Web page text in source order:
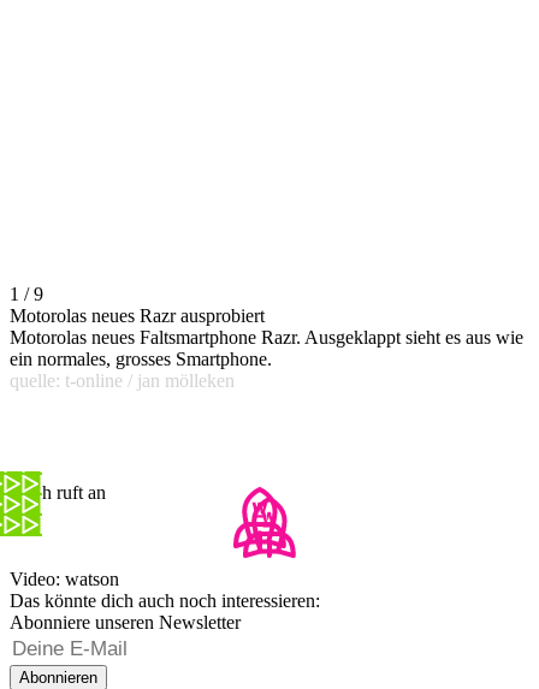
1 / 9
Motorolas neues Razr ausprobiert
Motorolas neues Faltsmartphone Razr. Ausgeklappt sieht es aus wie
ein normales, grosses Smartphone.
quelle: t-online / jan mölleken
Noah ruft an
Video: watson
Das könnte dich auch noch interessieren:
Abonniere unseren Newsletter
Abonnieren